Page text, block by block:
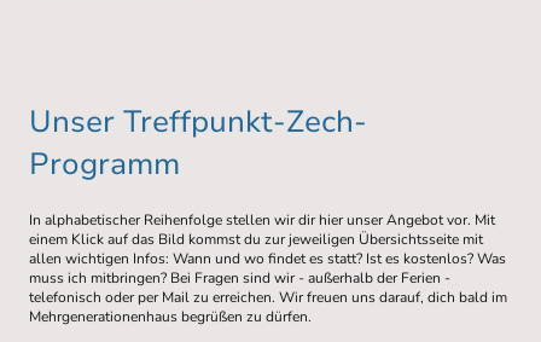
Unser Treffpunkt-Zech-
Programm
In alphabetischer Reihenfolge stellen wir dir hier unser Angebot vor. Mit
einem Klick auf das Bild kommst du zur jeweiligen Übersichtsseite mit
allen wichtigen Infos: Wann und wo findet es statt? Ist es kostenlos? Was
muss ich mitbringen? Bei Fragen sind wir - außerhalb der Ferien -
telefonisch oder per Mail zu erreichen. Wir freuen uns darauf, dich bald im
Mehrgenerationenhaus begrüßen zu dürfen.